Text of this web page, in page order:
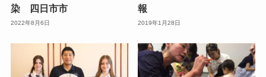
染 四日市市
2022年8月6日
報
2019年1月28日